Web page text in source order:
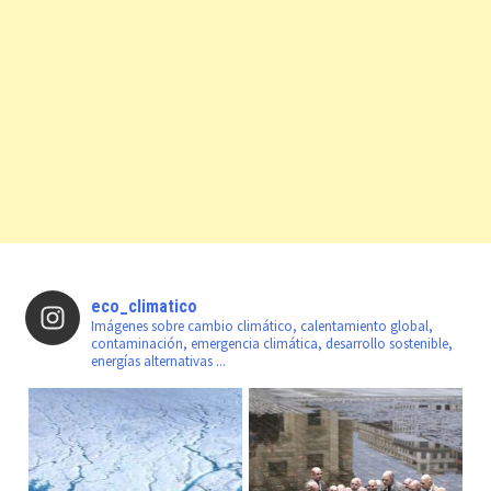
eco_climatico
Imágenes sobre cambio climático, calentamiento global,
contaminación, emergencia climática, desarrollo sostenible,
energías alternativas ...